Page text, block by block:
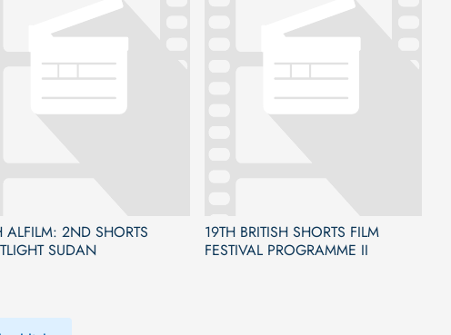
ALFILM: 2ND SHORTS
SUDAN
19TH BRITISH SHORTS FILM
FESTIVAL PROGRAMME II